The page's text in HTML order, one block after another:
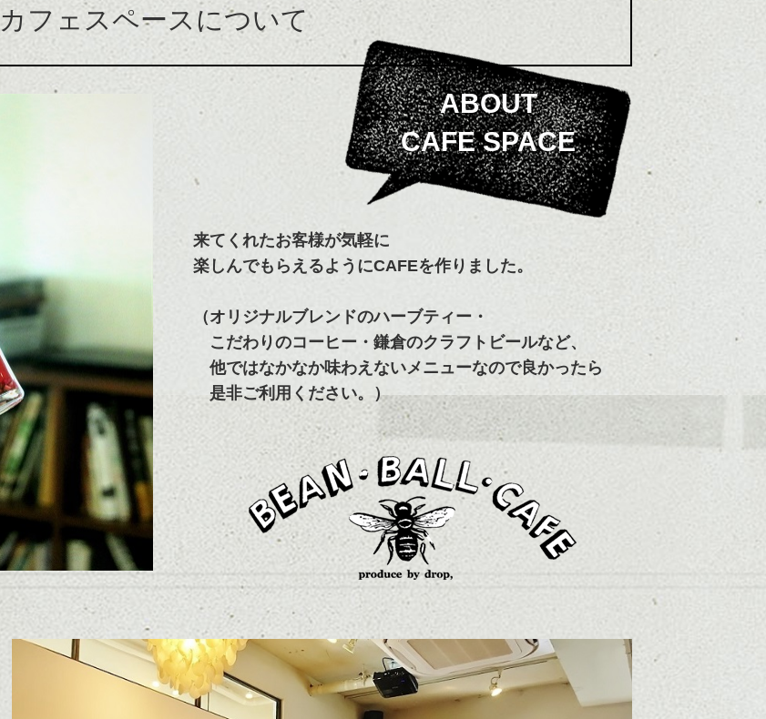
カフェスペースについて
ABOUT
CAFE SPACE
来てくれたお客様が気軽に
楽しんでもらえるようにCAFEを作りました。
（オリジナルブレンドのハーブティー・
こだわりのコーヒー・鎌倉のクラフトビールなど、
他ではなかなか味わえないメニューなので良かったら
是非ご利用ください。）